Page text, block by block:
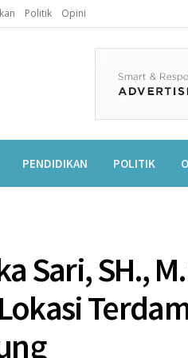
Politik Opini
PENDIDIKAN POLITIK
Sari, SH.,